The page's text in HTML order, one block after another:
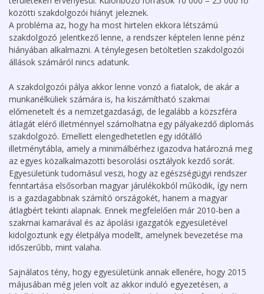
közötti szakdolgozói hiányt jeleznek.
A probléma az, hogy ha most hirtelen ekkora létszámú
szakdolgozó jelentkező lenne, a rendszer képtelen lenne pénz
hiányában alkalmazni. A ténylegesen betöltetlen szakdolgozói
állások számáról nincs adatunk.
A szakdolgozói pálya akkor lenne vonzó a fiatalok, de akár a
munkanélküliek számára is, ha kiszámítható szakmai
előmenetelt és a nemzetgazdasági, de legalább a közszféra
átlagát elérő illetménnyel számolhatna egy pályakezdő diplomás
szakdolgozó. Emellett elengedhetetlen egy időtálló
illetménytábla, amely a minimálbérhez igazodva határozná meg
az egyes közalkalmazotti besorolási osztályok kezdő sorát.
Egyesületünk tudomásul veszi, hogy az egészségügyi rendszer
fenntartása elsősorban magyar járulékokból működik, így nem
is a gazdagabbnak számító országokét, hanem a magyar
átlagbért tekinti alapnak. Ennek megfelelően már 2010-ben a
szakmai kamarával és az ápolási igazgatók egyesületével
kidolgoztunk egy életpálya modellt, amelynek bevezetése ma
időszerűbb, mint valaha.
Sajnálatos tény, hogy egyesületünk annak ellenére, hogy 2015
májusában még jelen volt az akkor induló egyezetésen, a